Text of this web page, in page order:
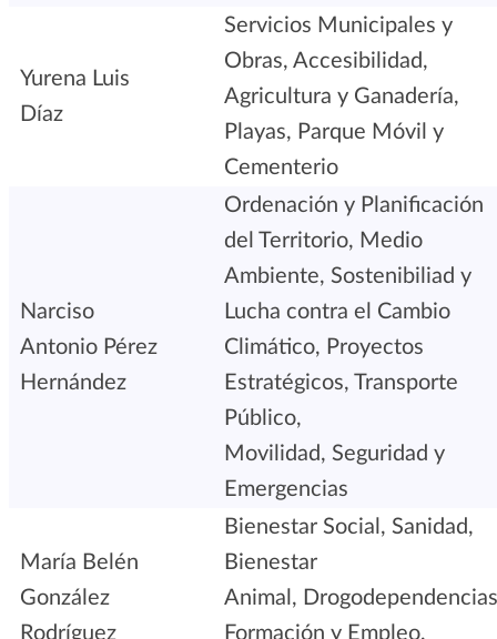
Yurena Luis
Díaz
Servicios Municipales y
Obras, Accesibilidad,
Agricultura y Ganadería,
Playas, Parque Móvil y
Cementerio
Narciso
Antonio Pérez
Hernández
Ordenación y Planificación
del Territorio, Medio
Ambiente, Sostenibiliad y
Lucha contra el Cambio
Climático, Proyectos
Estratégicos, Transporte
Público,
Movilidad, Seguridad y
Emergencias
María Belén
González
Rodríguez
Bienestar Social, Sanidad,
Bienestar
Animal,
Formación y Empleo,